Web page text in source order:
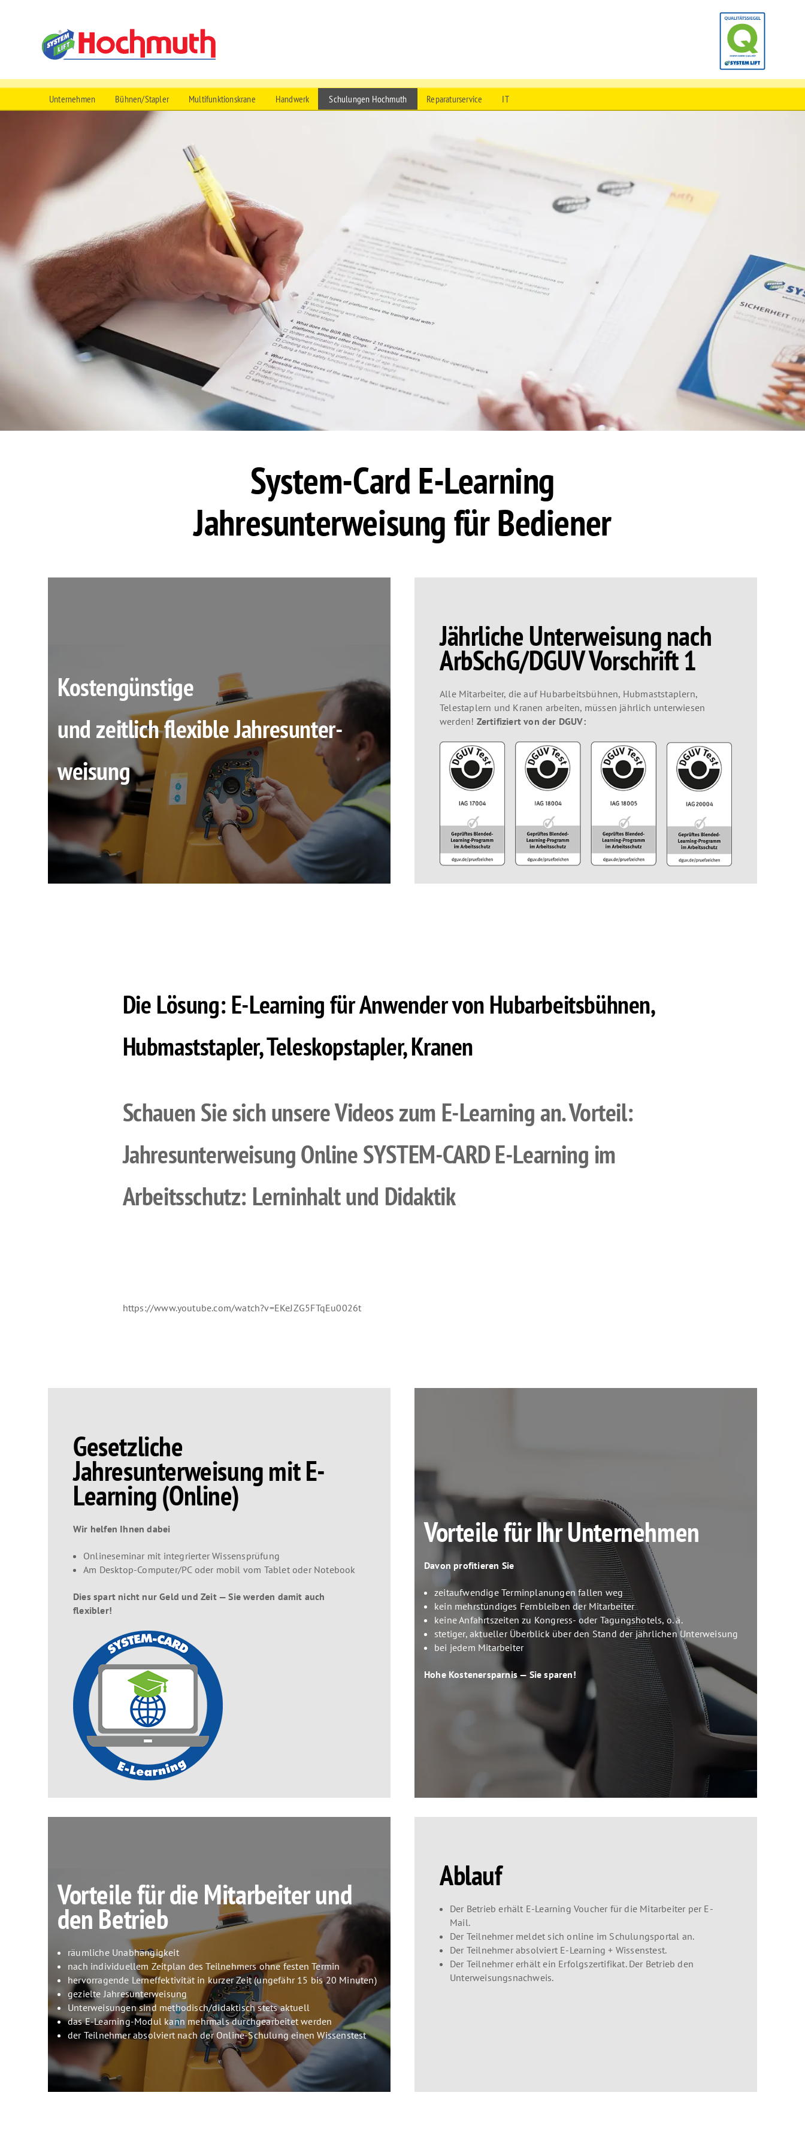
Menü überspringen
Unternehmen Bühnen/Stapler Multifunktionskrane Handwerk Schulungen Hochmuth Reparaturservice IT
System-Card E-Learning
Jahresunterweisung für Bediener
Kostengünstige
und zeitlich flexible Jahres­unter­
weisung
Jährliche Unterweisung nach
ArbSchG/DGUV Vorschrift 1
Alle Mitarbeiter, die auf Hubarbeitsbühnen, Hubmaststaplern,
Telestaplern und Kranen arbeiten, müssen jährlich unterwiesen
werden! Zertifiziert von der DGUV:
Die Lösung: E-Learning für Anwender von Hubarbeitsbühnen,
Hubmaststapler, Teleskopstapler, Kranen
Schauen Sie sich unsere Videos zum E-Learning an. Vorteil:
Jahres­unterweisung Online SYSTEM-CARD E-Learning im
Arbeitsschutz: Lerninhalt und Didaktik
https://www.youtube.com/watch?v=EKeJZG5FTqEu0026t
Gesetzliche
Jahresunterweisung mit E-
Learning (Online)
Wir helfen Ihnen dabei
Onlineseminar mit integrierter Wissensprüfung
Am Desktop-Computer/PC oder mobil vom Tablet oder Notebook
Dies spart nicht nur Geld und Zeit — Sie werden damit auch
flexibler!
Vorteile für Ihr Unternehmen
Davon profitieren Sie
zeitaufwendige Terminplanungen fallen weg
kein mehrstündiges Fernbleiben der Mitarbeiter
keine Anfahrtszeiten zu Kongress- oder Tagungshotels, o. ä.
stetiger, aktueller Überblick über den Stand der jährlichen Unterweisung
bei jedem Mitarbeiter
Hohe Kostenersparnis — Sie sparen!
Vorteile für die Mitarbeiter und
den Betrieb
räumliche Unabhängigkeit
nach individuellem Zeitplan des Teilnehmers ohne festen Termin
hervorragende Lerneffektivität in kurzer Zeit (ungefähr 15 bis 20 Minuten)
gezielte Jahresunterweisung
Unterweisungen sind methodisch/didaktisch stets aktuell
das E-Learning-Modul kann mehrmals durchgearbeitet werden
der Teilnehmer absolviert nach der Online-Schulung einen Wissenstest
Ablauf
Der Betrieb erhält E-Learning Voucher für die Mitarbeiter per E-
Mail.
Der Teilnehmer meldet sich online im Schulungsportal an.
Der Teilnehmer absolviert E-Learning + Wissenstest.
Der Teilnehmer erhält ein Erfolgszertifikat. Der Betrieb den
Unterweisungsnachweis.